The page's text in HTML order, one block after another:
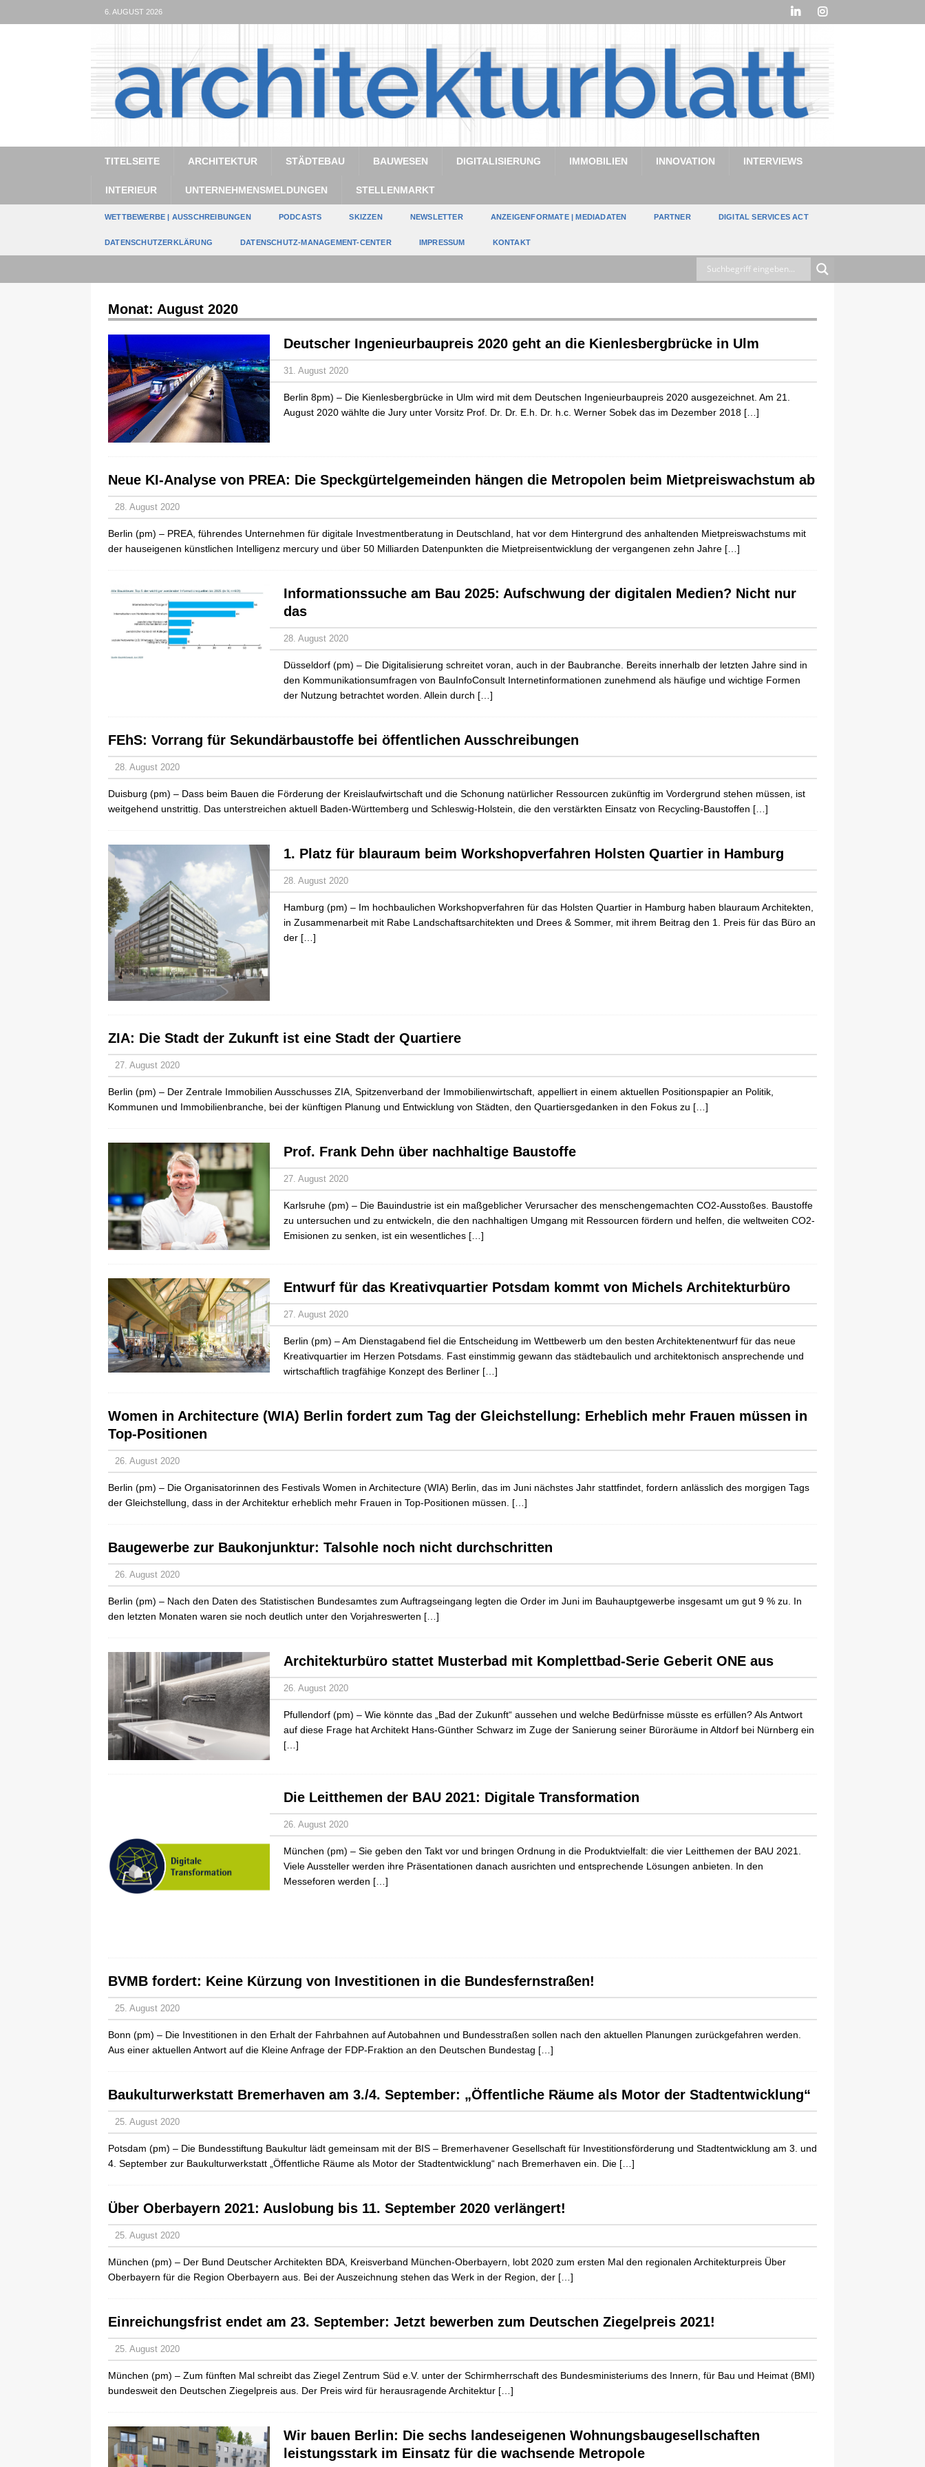
6. AUGUST 2026
TITELSEITE ARCHITEKTUR STÄDTEBAU BAUWESEN DIGITALISIERUNG IMMOBILIEN INNOVATION INTERVIEWS
INTERIEUR UNTERNEHMENSMELDUNGEN STELLENMARKT
WETTBEWERBE | AUSSCHREIBUNGEN PODCASTS SKIZZEN NEWSLETTER ANZEIGENFORMATE | MEDIADATEN PARTNER DIGITAL SERVICES ACT
DATENSCHUTZERKLÄRUNG DATENSCHUTZ-MANAGEMENT-CENTER IMPRESSUM KONTAKT
Monat: August 2020
Deutscher Ingenieurbaupreis 2020 geht an die Kienlesbergbrücke in Ulm
31. August 2020
Berlin 8pm) – Die Kienlesbergbrücke in Ulm wird mit dem Deutschen Ingenieurbaupreis 2020 ausgezeichnet. Am 21.
August 2020 wählte die Jury unter Vorsitz Prof. Dr. Dr. E.h. Dr. h.c. Werner Sobek das im Dezember 2018 […]
Neue KI-Analyse von PREA: Die Speckgürtelgemeinden hängen die Metropolen beim Mietpreiswachstum ab
28. August 2020
Berlin (pm) – PREA, führendes Unternehmen für digitale Investmentberatung in Deutschland, hat vor dem Hintergrund des anhaltenden Mietpreiswachstums mit
der hauseigenen künstlichen Intelligenz mercury und über 50 Milliarden Datenpunkten die Mietpreisentwicklung der vergangenen zehn Jahre […]
Informationssuche am Bau 2025: Aufschwung der digitalen Medien? Nicht nur
das
28. August 2020
Düsseldorf (pm) – Die Digitalisierung schreitet voran, auch in der Baubranche. Bereits innerhalb der letzten Jahre sind in
den Kommunikationsumfragen von BauInfoConsult Internetinformationen zunehmend als häufige und wichtige Formen
der Nutzung betrachtet worden. Allein durch […]
FEhS: Vorrang für Sekundärbaustoffe bei öffentlichen Ausschreibungen
28. August 2020
Duisburg (pm) – Dass beim Bauen die Förderung der Kreislaufwirtschaft und die Schonung natürlicher Ressourcen zukünftig im Vordergrund stehen müssen, ist
weitgehend unstrittig. Das unterstreichen aktuell Baden-Württemberg und Schleswig-Holstein, die den verstärkten Einsatz von Recycling-Baustoffen […]
1. Platz für blauraum beim Workshopverfahren Holsten Quartier in Hamburg
28. August 2020
Hamburg (pm) – Im hochbaulichen Workshopverfahren für das Holsten Quartier in Hamburg haben blauraum Architekten,
in Zusammenarbeit mit Rabe Landschaftsarchitekten und Drees & Sommer, mit ihrem Beitrag den 1. Preis für das Büro an
der […]
ZIA: Die Stadt der Zukunft ist eine Stadt der Quartiere
27. August 2020
Berlin (pm) – Der Zentrale Immobilien Ausschusses ZIA, Spitzenverband der Immobilienwirtschaft, appelliert in einem aktuellen Positionspapier an Politik,
Kommunen und Immobilienbranche, bei der künftigen Planung und Entwicklung von Städten, den Quartiersgedanken in den Fokus zu […]
Prof. Frank Dehn über nachhaltige Baustoffe
27. August 2020
Karlsruhe (pm) – Die Bauindustrie ist ein maßgeblicher Verursacher des menschengemachten CO2-Ausstoßes. Baustoffe
zu untersuchen und zu entwickeln, die den nachhaltigen Umgang mit Ressourcen fördern und helfen, die weltweiten CO2-
Emisionen zu senken, ist ein wesentliches […]
Entwurf für das Kreativquartier Potsdam kommt von Michels Architekturbüro
27. August 2020
Berlin (pm) – Am Dienstagabend fiel die Entscheidung im Wettbewerb um den besten Architektenentwurf für das neue
Kreativquartier im Herzen Potsdams. Fast einstimmig gewann das städtebaulich und architektonisch ansprechende und
wirtschaftlich tragfähige Konzept des Berliner […]
Women in Architecture (WIA) Berlin fordert zum Tag der Gleichstellung: Erheblich mehr Frauen müssen in
Top-Positionen
26. August 2020
Berlin (pm) – Die Organisatorinnen des Festivals Women in Architecture (WIA) Berlin, das im Juni nächstes Jahr stattfindet, fordern anlässlich des morgigen Tags
der Gleichstellung, dass in der Architektur erheblich mehr Frauen in Top-Positionen müssen. […]
Baugewerbe zur Baukonjunktur: Talsohle noch nicht durchschritten
26. August 2020
Berlin (pm) – Nach den Daten des Statistischen Bundesamtes zum Auftragseingang legten die Order im Juni im Bauhauptgewerbe insgesamt um gut 9 % zu. In
den letzten Monaten waren sie noch deutlich unter den Vorjahreswerten […]
Architekturbüro stattet Musterbad mit Komplettbad-Serie Geberit ONE aus
26. August 2020
Pfullendorf (pm) – Wie könnte das „Bad der Zukunft“ aussehen und welche Bedürfnisse müsste es erfüllen? Als Antwort
auf diese Frage hat Architekt Hans-Günther Schwarz im Zuge der Sanierung seiner Büroräume in Altdorf bei Nürnberg ein
[…]
Die Leitthemen der BAU 2021: Digitale Transformation
26. August 2020
München (pm) – Sie geben den Takt vor und bringen Ordnung in die Produktvielfalt: die vier Leitthemen der BAU 2021.
Viele Aussteller werden ihre Präsentationen danach ausrichten und entsprechende Lösungen anbieten. In den
Messeforen werden […]
BVMB fordert: Keine Kürzung von Investitionen in die Bundesfernstraßen!
25. August 2020
Bonn (pm) – Die Investitionen in den Erhalt der Fahrbahnen auf Autobahnen und Bundesstraßen sollen nach den aktuellen Planungen zurückgefahren werden.
Aus einer aktuellen Antwort auf die Kleine Anfrage der FDP-Fraktion an den Deutschen Bundestag […]
Baukulturwerkstatt Bremerhaven am 3./4. September: „Öffentliche Räume als Motor der Stadtentwicklung“
25. August 2020
Potsdam (pm) – Die Bundesstiftung Baukultur lädt gemeinsam mit der BIS – Bremerhavener Gesellschaft für Investitionsförderung und Stadtentwicklung am 3. und
4. September zur Baukulturwerkstatt „Öffentliche Räume als Motor der Stadtentwicklung“ nach Bremerhaven ein. Die […]
Über Oberbayern 2021: Auslobung bis 11. September 2020 verlängert!
25. August 2020
München (pm) – Der Bund Deutscher Architekten BDA, Kreisverband München-Oberbayern, lobt 2020 zum ersten Mal den regionalen Architekturpreis Über
Oberbayern für die Region Oberbayern aus. Bei der Auszeichnung stehen das Werk in der Region, der […]
Einreichungsfrist endet am 23. September: Jetzt bewerben zum Deutschen Ziegelpreis 2021!
25. August 2020
München (pm) – Zum fünften Mal schreibt das Ziegel Zentrum Süd e.V. unter der Schirmherrschaft des Bundesministeriums des Innern, für Bau und Heimat (BMI)
bundesweit den Deutschen Ziegelpreis aus. Der Preis wird für herausragende Architektur […]
Wir bauen Berlin: Die sechs landeseigenen Wohnungsbaugesellschaften
leistungsstark im Einsatz für die wachsende Metropole